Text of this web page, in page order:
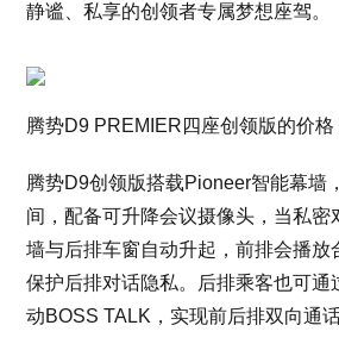
静谧、私享的创领者专属梦想座驾。
腾势D9 PREMIER四座创领版的价
腾势D9创领版搭载Pioneer智能幕墙
间，配备可升降会议摄像头，当私密
墙与后排车窗自动升起，前排会播放
保护后排对话隐私。后排乘客也可通
动BOSS TALK，实现前后排双向通话